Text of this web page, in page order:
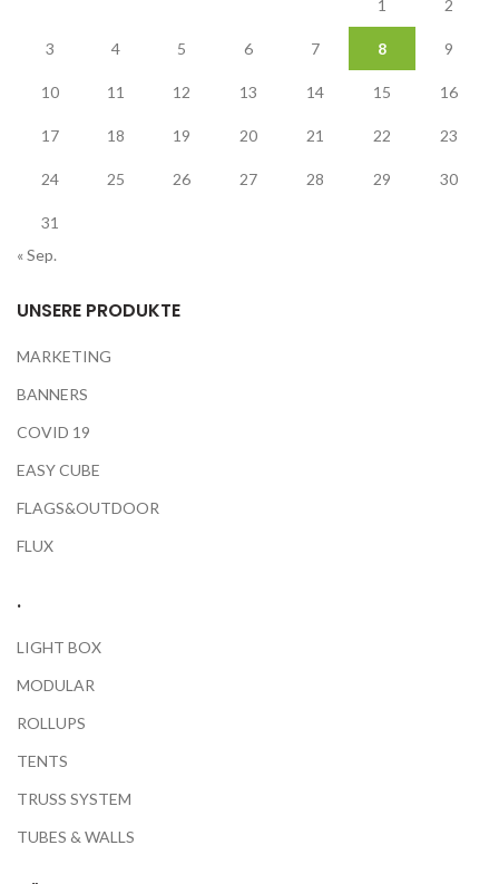
1 2
3 4 5 6 7 8 9
10 11 12 13 14 15 16
17 18 19 20 21 22 23
24 25 26 27 28 29 30
31
« Sep.
UNSERE PRODUKTE
MARKETING
BANNERS
COVID 19
EASY CUBE
FLAGS&OUTDOOR
FLUX
.
LIGHT BOX
MODULAR
ROLLUPS
TENTS
TRUSS SYSTEM
TUBES & WALLS